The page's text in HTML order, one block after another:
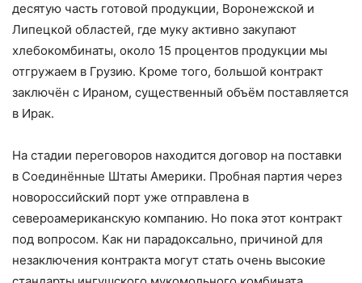
десятую часть готовой продукции, Воронежской и
Липецкой областей, где муку активно закупают
хлебокомбинаты, около 15 процентов продукции мы
отгружаем в Грузию. Кроме того, большой контракт
заключён с Ираном, существенный объём поставляется
в Ирак.
На стадии переговоров находится договор на поставки
в Соединённые Штаты Америки. Пробная партия через
новороссийский порт уже отправлена в
североамериканскую компанию. Но пока этот контракт
под вопросом. Как ни парадоксально, причиной для
незаключения контракта могут стать очень высокие